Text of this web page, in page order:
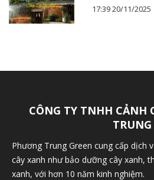
17:39 20/11/2025
CÔNG TY TNHH CẢNH
TRUNG
Phương Trung Green cung cấp dịch
cây xanh như bảo dưỡng cây xanh,
xanh, với hơn 10 năm kinh nghiệm.